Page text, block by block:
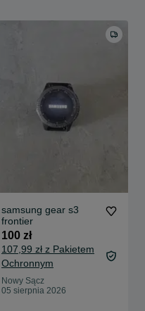
samsung gear s3
frontier
100 zł
107,99 zł z Pakietem
Ochronnym
Nowy Sącz
05 sierpnia 2026